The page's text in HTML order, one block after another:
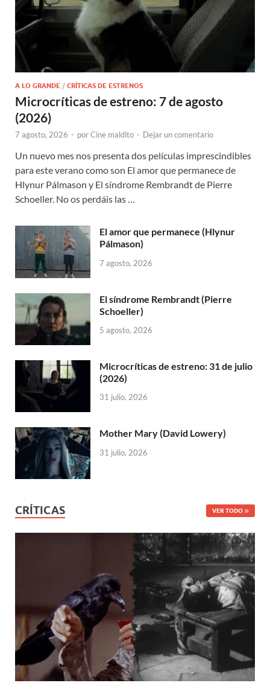
A LO GRANDE / CRÍTICAS DE ESTRENOS
Microcríticas de estreno: 7 de agosto
(2026)
7 agosto, 2026 - porCine maldito - Dejar un comentario
Un nuevo mes nos presenta dos películas imprescindibles
para este verano como son El amor que permanece de
Hlynur Pálmason y El síndrome Rembrandt de Pierre
Schoeller. No os perdáis las …
El amor que permanece (Hlynur
Pálmason)
7 agosto, 2026
El síndrome Rembrandt (Pierre
Schoeller)
5 agosto, 2026
Microcríticas de estreno: 31 de julio
(2026)
31 julio, 2026
Mother Mary (David Lowery)
31 julio, 2026
CRÍTICAS VER TODO